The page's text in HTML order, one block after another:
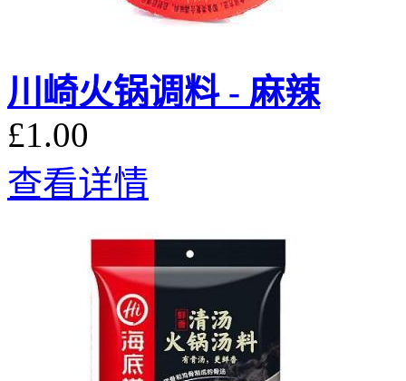
川崎火锅调料 - 麻辣
£1.00
查看详情